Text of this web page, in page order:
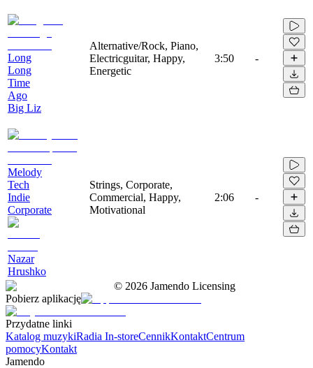
Long
Long
Time
Ago
Big Liz
Alternative/Rock, Piano,
Electricguitar, Happy,
Energetic
3:50 -
Melody
Tech
Indie
Corporate
Nazar
Hrushko
Strings, Corporate,
Commercial, Happy,
Motivational
2:06 -
© 2026 Jamendo Licensing
Pobierz aplikację
Przydatne linki
Katalog muzykiRadia In-storeCennikKontaktCentrum
pomocyKontakt
Jamendo